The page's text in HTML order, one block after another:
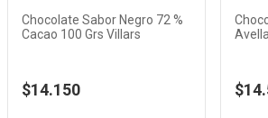
Chocolate Sabor Negro 72 %
Cacao 100 Grs Villars
$14.150